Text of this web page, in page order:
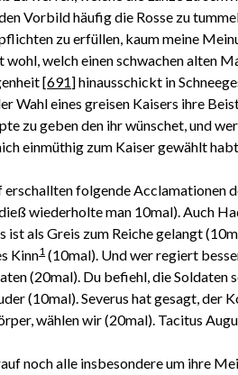
Vorbild häufig die Rosse zu
zu erfüllen, kaum meine
wohl, welch einen schwachen alten
[691]hinausschickt in
Wahl eines greisen Kaisers ihre
zu geben den ihr wünschet, und
einmüthig zum Kaiser gewählt
folgende Acclamationen
wiederholte man 10mal). Auch
ist als Greis zum Reiche gelangt
Kinn1(10mal). Und wer regiert
(20mal). Du befiehl, die Soldaten
(10mal). Severus hat gesagt, der
wählen wir (20mal). Tacitus
noch alle insbesondere um ihre